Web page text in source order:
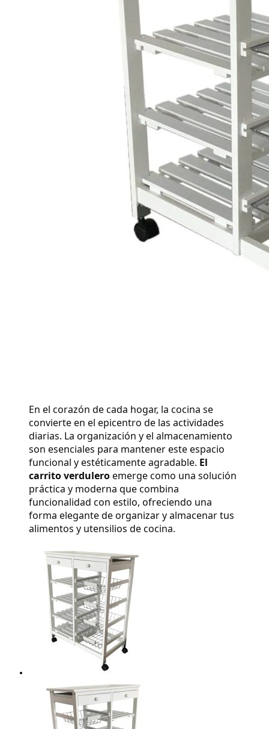
En el corazón de cada hogar, la cocina se
convierte en el epicentro de las actividades
diarias. La organización y el almacenamiento
son esenciales para mantener este espacio
funcional y estéticamente agradable. El
carrito verdulero emerge como una solución
práctica y moderna que combina
funcionalidad con estilo, ofreciendo una
forma elegante de organizar y almacenar tus
alimentos y utensilios de cocina.